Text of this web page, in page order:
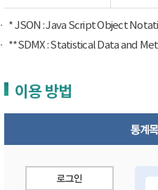
* JSON : Java Script Object
**SDMX : Statistical Data and
이용 방법